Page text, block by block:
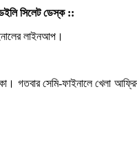
সিলেট ডেস্ক ::
লাইনআপ।
সেমি-ফাইনালে খেলা